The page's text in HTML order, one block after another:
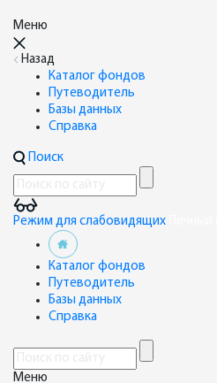
Меню
Назад
Каталог фондов
Путеводитель
Базы данных
Справка
Поиск
Режим для слабовидящих
Каталог фондов
Путеводитель
Базы данных
Справка
Меню